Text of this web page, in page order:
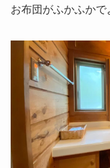
お布団がふかふかで